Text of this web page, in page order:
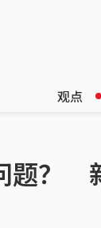
观点
题？